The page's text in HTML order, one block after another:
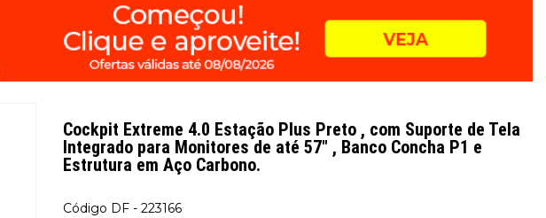
Cockpit Extreme 4.0 Estação Plus Preto , com Suporte de Tela
Integrado para Monitores de até 57" , Banco Concha P1 e
Estrutura em Aço Carbono.
DF - 223166